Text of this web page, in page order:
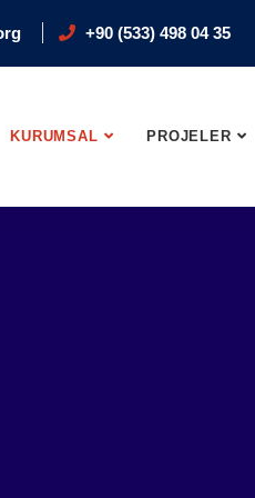
+90 (533) 498 04 35
KURUMSAL PROJELER